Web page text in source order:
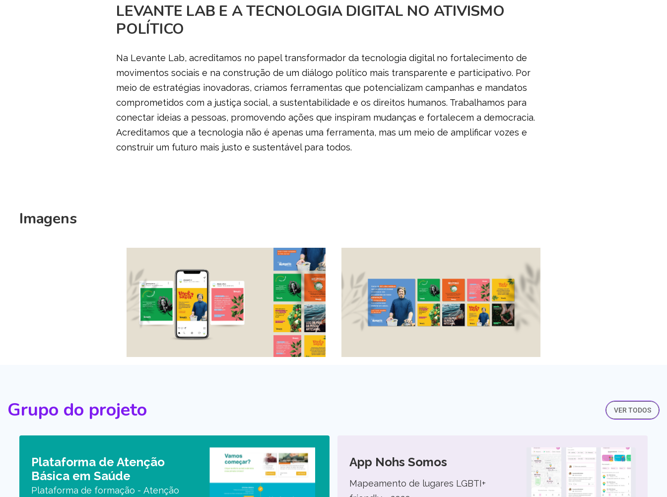
LEVANTE LAB E A TECNOLOGIA DIGITAL NO ATIVISMO
POLÍTICO
Na Levante Lab, acreditamos no papel transformador da tecnologia digital no fortalecimento de
movimentos sociais e na construção de um diálogo político mais transparente e participativo. Por
meio de estratégias inovadoras, criamos ferramentas que potencializam campanhas e mandatos
comprometidos com a justiça social, a sustentabilidade e os direitos humanos. Trabalhamos para
conectar ideias a pessoas, promovendo ações que inspiram mudanças e fortalecem a democracia.
Acreditamos que a tecnologia não é apenas uma ferramenta, mas um meio de amplificar vozes e
construir um futuro mais justo e sustentável para todos.
Imagens
Grupo do projeto VER TODOS
Plataforma de Atenção
Básica em Saúde
Plataforma de formação - Atenção
App Nohs Somos
Mapeamento de lugares LGBTI+